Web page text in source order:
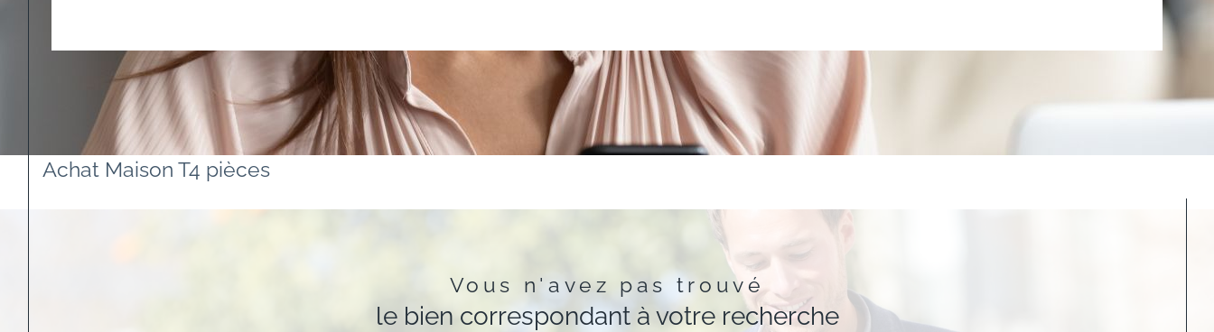
Achat Maison T4 pièces
Vous n'avez pas trouvé
le bien correspondant à votre recherche